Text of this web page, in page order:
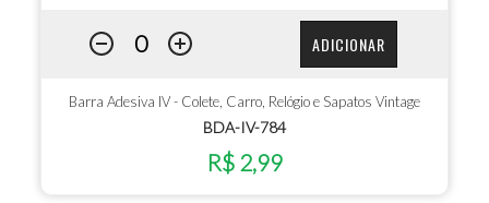
ADICIONAR
Barra Adesiva IV - Colete, Carro, Relógio e Sapatos Vintage
BDA-IV-784
R$ 2,99